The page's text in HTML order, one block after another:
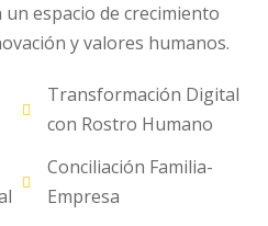
espacio de crecimiento
y valores humanos.
Transformación Digital
con Rostro Humano
Conciliación Familia-
Empresa